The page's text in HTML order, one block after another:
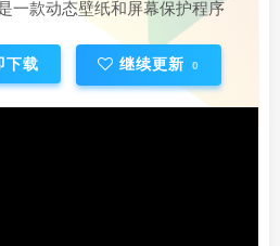
一款动态壁纸和屏幕保护程序
下载 继续更新 0